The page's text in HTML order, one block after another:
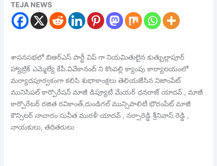
TEJA NEWS
శాసనసభలో బిఆర్ఎస్ పార్టీ విప్ గా నియమితులైన కుత్బుల్లాపూర్
హ్యాట్రిక్ ఎమ్మెల్యే కేపీ.వివేకానంద్ ని కొంపల్లి క్యాంపు కార్యాలయంలో
మర్యాదపూర్వకంగా కలిసి శుభాకాంక్షలు తెలియజేసిన నిజాంపేట్
మునిసిపల్ కార్పొరేషన్ మాజీ డిప్యూటీ మేయర్ ధనరాజ్ యాదవ్ , మాజీ
కార్పొరేటర్ రజిత రవికాంత్,దుండిగల్ మున్సిపాలిటీ భౌరంపేట్ మాజీ
కౌన్సిలర్ నాచారం సునీత మురళీ యాదవ్ , నర్సారెడ్డి శ్రీనివాస్ రెడ్డి ,
నాయకులు, తదితరులు